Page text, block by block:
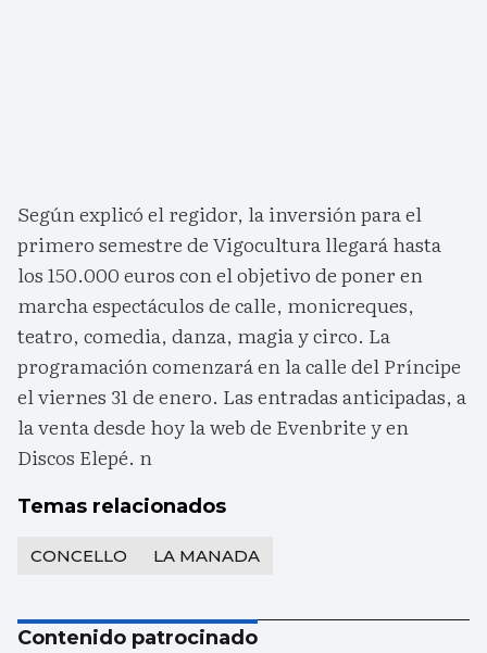
Según explicó el regidor, la inversión para el
primero semestre de Vigocultura llegará hasta
los 150.000 euros con el objetivo de poner en
marcha espectáculos de calle, monicreques,
teatro, comedia, danza, magia y circo. La
programación comenzará en la calle del Príncipe
el viernes 31 de enero. Las entradas anticipadas, a
la venta desde hoy la web de Evenbrite y en
Discos Elepé. n
Temas relacionados
CONCELLO LA MANADA
Contenido patrocinado